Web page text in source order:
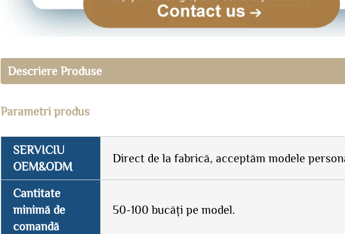
Descriere Produse
Parametri produs
SERVICIU
OEM&ODM
Direct de la fabrică, acceptăm modele
Cantitate
minimă de
comandă
50-100 bucăți pe model.